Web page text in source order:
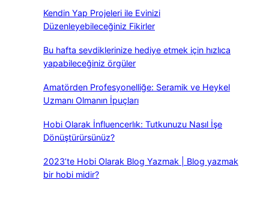
Kendin Yap Projeleri ile Evinizi
Düzenleyebileceğiniz Fikirler
Bu hafta sevdiklerinize hediye etmek için hızlıca
yapabileceğiniz örgüler
Amatörden Profesyonelliğe: Seramik ve Heykel
Uzmanı Olmanın İpuçları
Hobi Olarak İnfluencerlık: Tutkunuzu Nasıl İşe
Dönüştürürsünüz?
2023’te Hobi Olarak Blog Yazmak | Blog yazmak
bir hobi midir?